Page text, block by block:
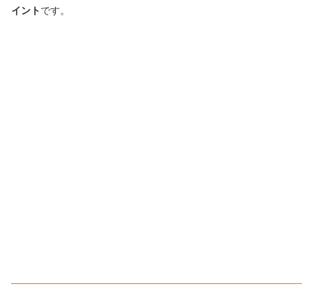
イント です。